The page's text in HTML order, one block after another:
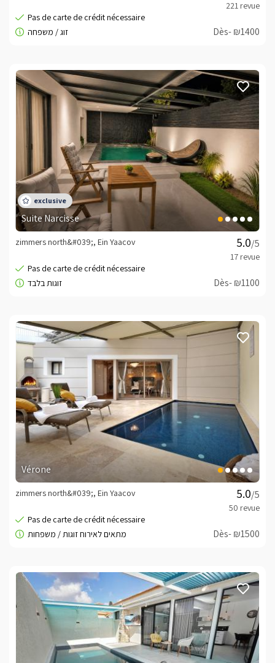
Dès- ₪1400
Suite Narcisse
/5
zimmers north&#039;, Ein Yaacov
Dès- ₪1100
Vérone
/5
zimmers north&#039;, Ein Yaacov
Dès- ₪1500